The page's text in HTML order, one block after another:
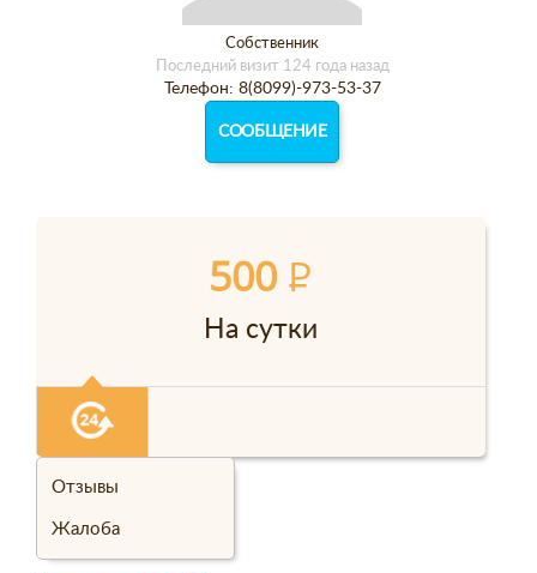
Собственник
Последний визит 124 года назад
Телефон: 8(8099)-973-53-37
СООБЩЕНИЕ
500P
На сутки
Отзывы
Жалоба